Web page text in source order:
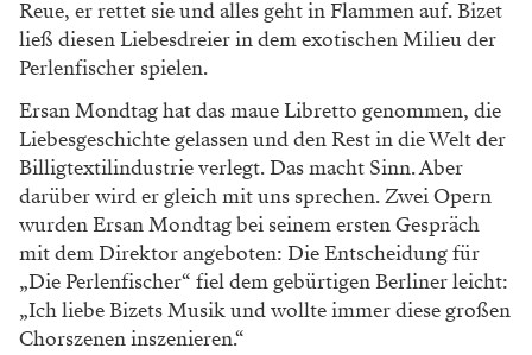
Reue, er rettet sie und alles geht in Flammen auf. Bizet
ließ diesen Liebesdreier in dem exotischen Milieuder
Perlenfischer spielen.
Ersan Mondtag hatdas maue Libretto genommen, die
Liebesgeschichtegelassen und den Rest indie Welt der
Billigtextilindustrie verlegt. Das macht Sinn. Aber
darüber wirder gleich mit uns sprechen. Zwei Opern
wurden Ersan Mondtag bei seinem ersten Gespräch
mit dem Direktor angeboten: Die Entscheidungfür
„Die Perlenfischer“ fieldem gebürtigen Berlinerleicht:
„Ich liebe BizetsMusik und wollte immerdiese großen
Chorszeneninszenieren.“